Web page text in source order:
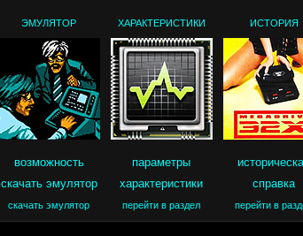
ЭМУЛЯТОР ХАРАКТЕРИСТИКИ ИСТОРИЯ
возможность
скачать эмулятор
скачать эмулятор
параметры
характеристики
перейти в раздел
справка
перейти в